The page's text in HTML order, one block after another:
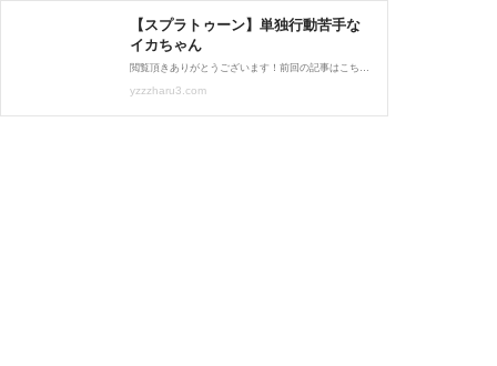
【スプラトゥーン】単独行動苦手な
イカちゃん
閲覧頂きありがとうございます！前回の記事はこちら久しぶりにスプラプレイ日記です。びぃくん（ニット帽のイカちゃん）一緒にナワバリ潜ると高確率でついてきます。たまに同じところ塗り始めるのでそんな時はそっと避けます。潜伏している時に「ママに飛ぶね...
yzzzharu3.com